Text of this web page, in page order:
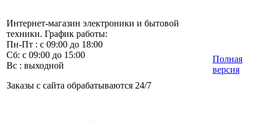
Интернет-магазин электроники и бытовой
техники. График работы:
Пн-Пт : с 09:00 до 18:00
Сб: с 09:00 до 15:00
Вс : выходной
Заказы с сайта обрабатываются 24/7
Полная
версия